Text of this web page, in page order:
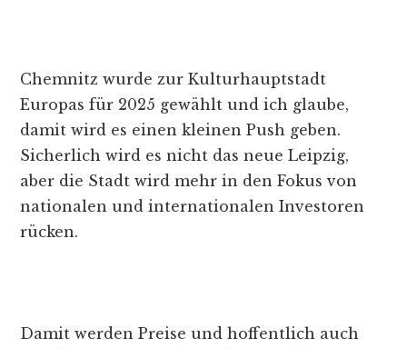
Chemnitz wurde zur Kulturhauptstadt
Europas für 2025 gewählt und ich glaube,
damit wird es einen kleinen Push geben.
Sicherlich wird es nicht das neue Leipzig,
aber die Stadt wird mehr in den Fokus von
nationalen und internationalen Investoren
rücken.
Damit werden Preise und hoffentlich auch